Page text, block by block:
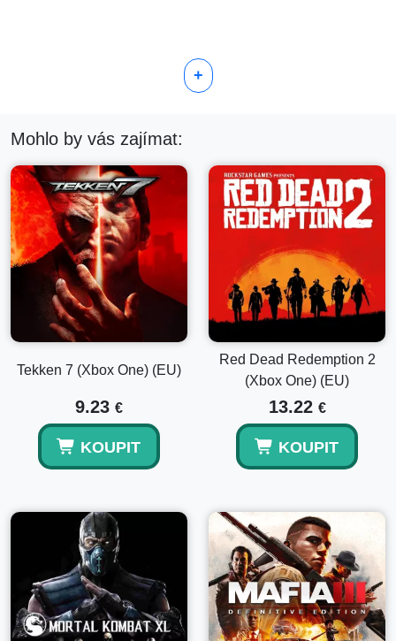
+
Mohlo by vás zajímat:
Tekken 7 (Xbox One) (EU)
9.23 €
KOUPIT
Red Dead Redemption 2
(Xbox One) (EU)
13.22 €
KOUPIT